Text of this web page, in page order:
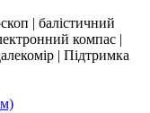
| балістичний
компас |
| Підтримка